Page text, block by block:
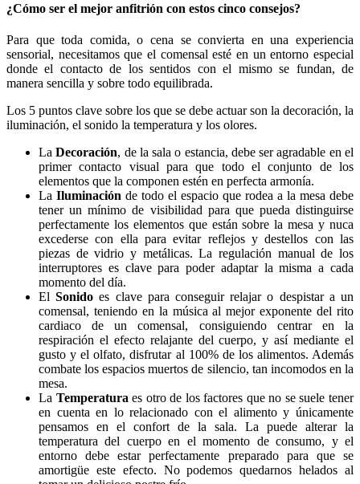
¿Cómo ser el mejor anfitrión con estos cinco consejos?
Para que toda comida, o cena se convierta en una experiencia
sensorial, necesitamos que el comensal esté en un entorno especial
donde el contacto de los sentidos con el mismo se fundan, de
manera sencilla y sobre todo equilibrada.
Los 5 puntos clave sobre los que se debe actuar son la decoración, la
iluminación, el sonido la temperatura y los olores.
LaDecoración, de la sala o estancia, debe ser agradable en el
primer contacto visual para que todo el conjunto de los
elementos que la componen estén en perfecta armonía.
La Iluminación de todo el espacio que rodea a la mesa debe
tener un mínimo de visibilidad para que pueda distinguirse
perfectamente los elementos que están sobre la mesa y nuca
excederse con ella para evitar reflejos y destellos con las
piezas de vidrio y metálicas. La regulación manual de los
interruptores es clave para poder adaptar la misma a cada
momento del día.
ElSonido es clave para conseguir relajar o despistar a un
comensal, teniendo en la música al mejor exponente del rito
cardiaco de un comensal, consiguiendo centrar en la
respiración el efecto relajante del cuerpo, y así mediante el
gusto y el olfato, disfrutar al 100% de los alimentos. Además
combate los espacios muertos de silencio, tan incomodos en la
mesa.
La Temperatura es otro de los factores que no se suele tener
en cuenta en lo relacionado con el alimento y únicamente
pensamos en el confort de la sala. La puede alterar la
temperatura del cuerpo en el momento de consumo, y el
entorno debe estar perfectamente preparado para que se
amortigüe este efecto. No podemos quedarnos helados al